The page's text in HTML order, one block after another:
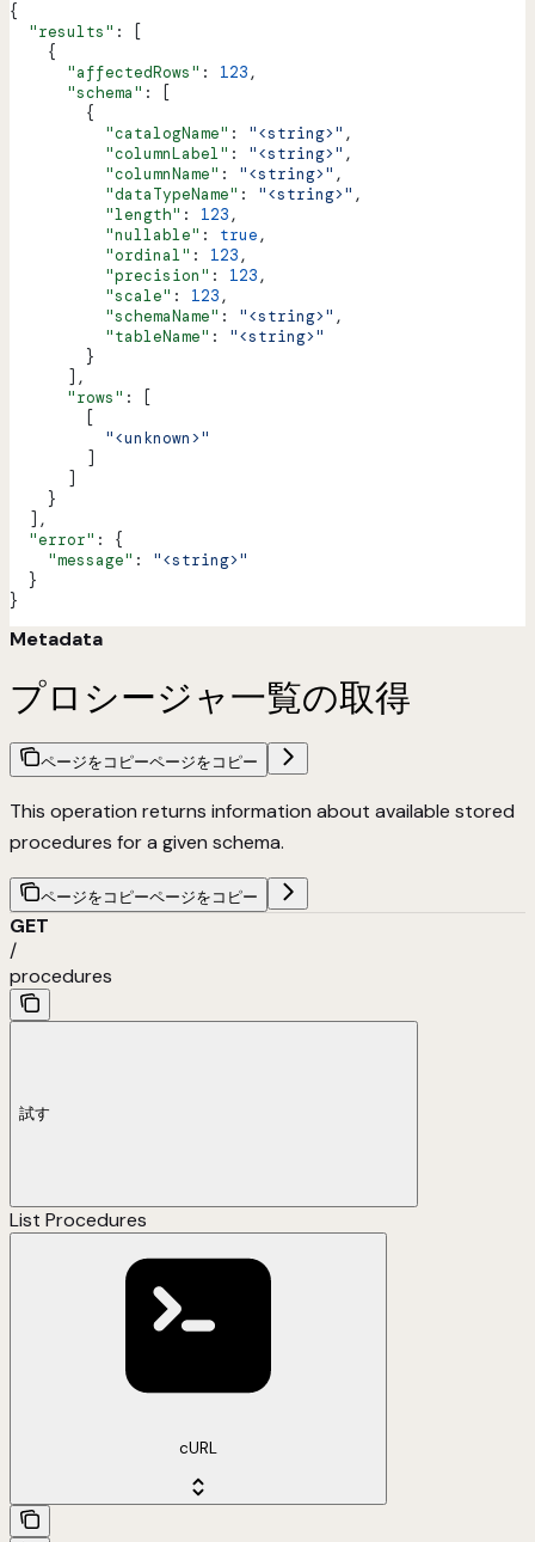
{
  "results"
: [
    {
      "affectedRows"
: 123,
      "schema"
: [
        {
          "catalogName"
: "<string>" ,
          "columnLabel"
: "<string>" ,
          "columnName"
: "<string>" ,
          "dataTypeName"
: "<string>" ,
          "length"
: 123,
          "nullable"
: true,
          "ordinal"
: 123,
          "precision"
: 123,
          "scale"
: 123,
          "schemaName"
: "<string>" ,
          "tableName"
: "<string>"
        }
      ],
      "rows"
: [
        [
          "<unknown>"
        ]
      ]
    }
  ],
  "error"
: {
    "message"
: "<string>"
  }
}
Metadata
プロシージャ一覧の取得
ページをコピーページをコピー
This operation returns information about available stored
procedures for a given schema.
ページをコピーページをコピー
GET
/
procedures
試す
List Procedures
cURL